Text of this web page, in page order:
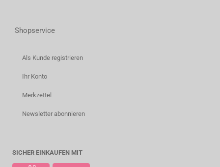
Shopservice
Als Kunde registrieren
Ihr Konto
Merkzettel
Newsletter abonnieren
SICHER EINKAUFEN MIT